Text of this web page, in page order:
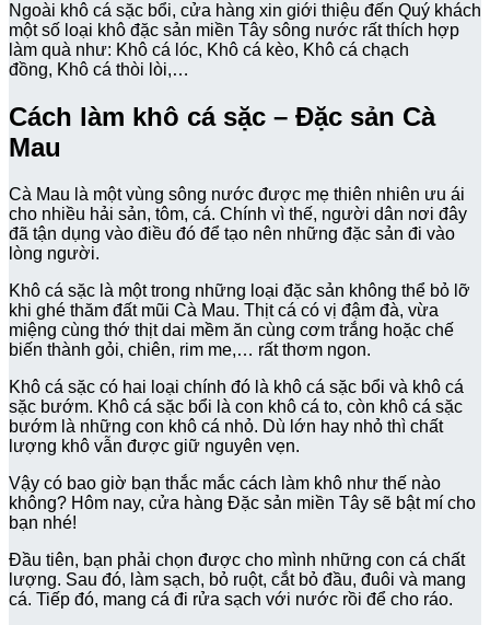
Ngoài khô cá sặc bổi, cửa hàng xin giới thiệu đến Quý khách
một số loại khô đặc sản miền Tây sông nước rất thích hợp
làm quà như: Khô cá lóc, Khô cá kèo, Khô cá chạch
đồng, Khô cá thòi lòi,…
Cách làm khô cá sặc – Đặc sản Cà
Mau
Cà Mau là một vùng sông nước được mẹ thiên nhiên ưu ái
cho nhiều hải sản, tôm, cá. Chính vì thế, người dân nơi đây
đã tận dụng vào điều đó để tạo nên những đặc sản đi vào
lòng người.
Khô cá sặc là một trong những loại đặc sản không thể bỏ lỡ
khi ghé thăm đất mũi Cà Mau. Thịt cá có vị đậm đà, vừa
miệng cùng thớ thịt dai mềm ăn cùng cơm trắng hoặc chế
biến thành gỏi, chiên, rim me,… rất thơm ngon.
Khô cá sặc có hai loại chính đó là khô cá sặc bổi và khô cá
sặc bướm. Khô cá sặc bổi là con khô cá to, còn khô cá sặc
bướm là những con khô cá nhỏ. Dù lớn hay nhỏ thì chất
lượng khô vẫn được giữ nguyên vẹn.
Vậy có bao giờ bạn thắc mắc cách làm khô như thế nào
không? Hôm nay, cửa hàng Đặc sản miền Tây sẽ bật mí cho
bạn nhé!
Đầu tiên, bạn phải chọn được cho mình những con cá chất
lượng. Sau đó, làm sạch, bỏ ruột, cắt bỏ đầu, đuôi và mang
cá. Tiếp đó, mang cá đi rửa sạch với nước rồi để cho ráo.